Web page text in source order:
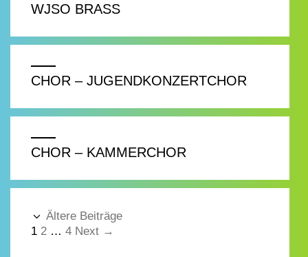
WJSO BRASS
CHOR – JUGENDKONZERTCHOR
CHOR – KAMMERCHOR
Ältere Beiträge
1 2 … 4 Next →